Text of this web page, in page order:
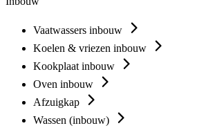
Vaatwassers inbouw
Koelen & vriezen inbouw
Kookplaat inbouw
Oven inbouw
Afzuigkap
Wassen (inbouw)